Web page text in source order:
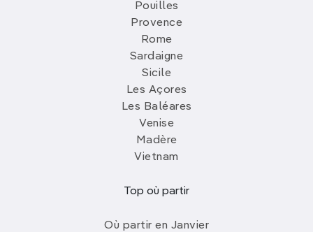
Pouilles
Provence
Rome
Sardaigne
Sicile
Les Açores
Les Baléares
Venise
Madère
Vietnam
Top où partir
Où partir en Janvier